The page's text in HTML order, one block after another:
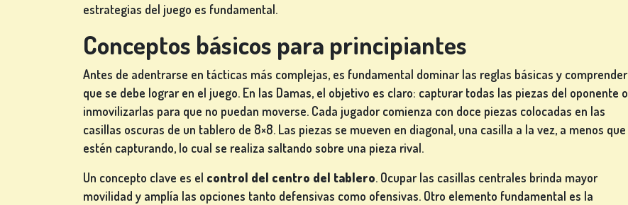
estrategias del juego es fundamental.
Conceptos básicos para principiantes
Antes de adentrarse en tácticas más complejas, es fundamental dominar las reglas básicas y comprender
que se debe lograr en el juego. En las Damas, el objetivo es claro: capturar todas las piezas del oponente o
inmovilizarlas para que no puedan moverse. Cada jugador comienza con doce piezas colocadas en las
casillas oscuras de un tablero de 8×8. Las piezas se mueven en diagonal, una casilla a la vez, a menos que
estén capturando, lo cual se realiza saltando sobre una pieza rival.
Un concepto clave es el control del centro del tablero. Ocupar las casillas centrales brinda mayor
movilidad y amplía las opciones tanto defensivas como ofensivas. Otro elemento fundamental es la